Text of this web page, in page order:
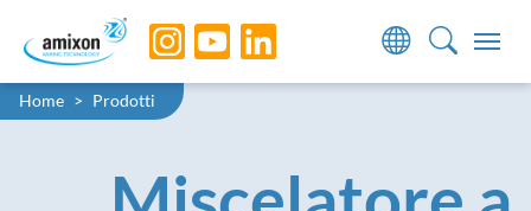
Skip to main navigation
Skip to main content
Skip to page footer
You are here:
Home Prodotti